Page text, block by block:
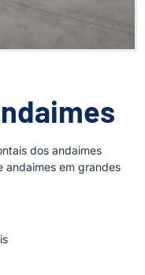
dos andaimes
andaimes em grandes